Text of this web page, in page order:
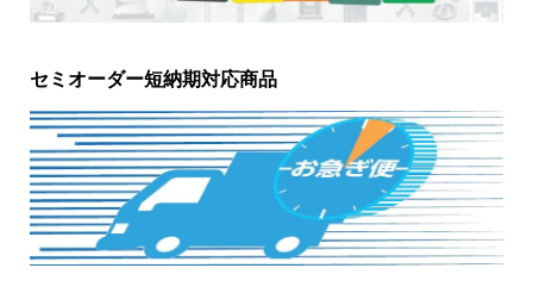
セミオーダー短納期対応商品